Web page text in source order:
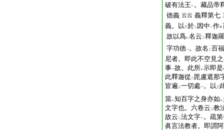
破有法王一。藏品帝
徳義 云云 義釋第七
義。以下於二 因中一作中
故以爲レ名云 二釋迦羅
字功徳一。故名 二百
尼者。即此不空見
事一故。此所レ示即
此釋迦從 二 毘盧遮那
皆遍 二一切處一。以三
當レ知百字之身亦如 レ
文字也。六卷云 二教
故云 二法文字一。疏
眞言法教者。即謂